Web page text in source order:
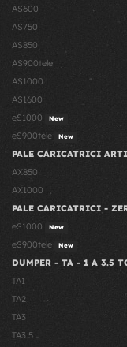
AS600
AS750
AS850
AS900tele
AS1000
AS1600
eS1000
New
eS900tele New
PALE CARICATRICI
AX850
AX1000
PALE CARICATRICI -
eS1000
New
eS900tele New
DUMPER - TA - 1 A 3.5
TA1
TA2
TA3
TA3.5